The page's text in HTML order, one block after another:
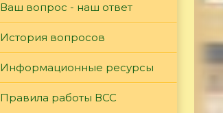
Ваш вопрос - наш ответ
История вопросов
Информационные ресурсы
Правила работы ВСС